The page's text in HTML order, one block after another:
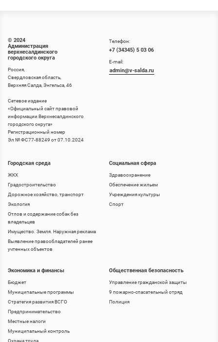
© 2024
Администрация
верхнесалдинского
городского округа
Россия,
Свердловская область,
Верхняя Салда, Энгельса, 46
Сетевое издание
«Официальный сайт правовой
информации Верхнесалдинского
городского округа»
Регистрационный номер
Эл № ФС77-88249 от 07.10.2024
Городская среда
ЖКХ
Градостроительство
Дорожное хозяйство, транспорт
Экология
Отлов и содержание собак без
владельцев
Имущество. Земля. Наружная реклама
Выявление правообладателей ранее
учтенных объектов
Социальная сфера
Здравоохранение
Обеспечение жильем
Учреждения культуры
Спорт
Телефон:
+7 (34345) 5 03 06
E-mail:
admin@v-salda.ru
Экономика и финансы
Бюджет
Муниципальные программы
Стратегия развития ВСГО
Предпринимательство
Местные налоги
Муниципальный контроль
Охрана труда
Общественная безопасность
Управление гражданской защиты
9 пожарно-спасательный отряд
Полиция